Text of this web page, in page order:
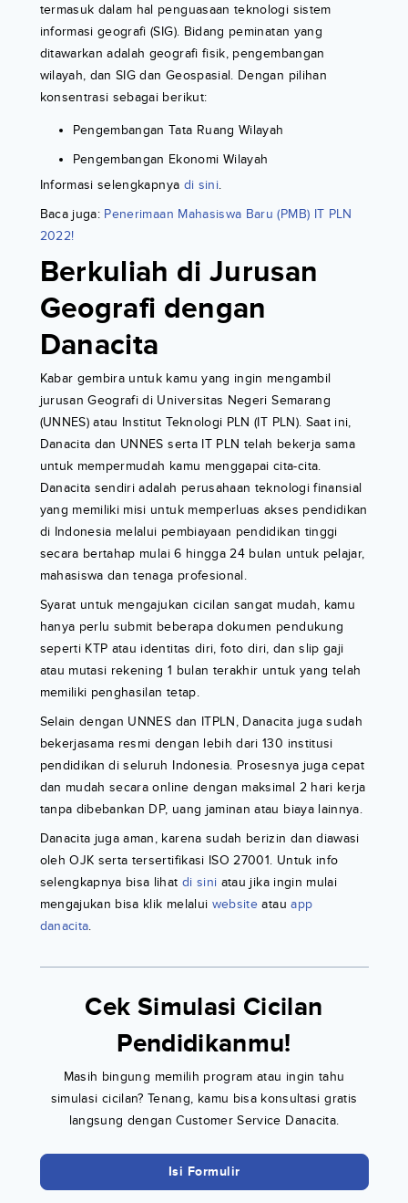
termasuk dalam hal penguasaan teknologi sistem
informasi geografi (SIG). Bidang peminatan yang
ditawarkan adalah geografi fisik, pengembangan
wilayah, dan SIG dan Geospasial. Dengan pilihan
konsentrasi sebagai berikut:
Pengembangan Tata Ruang Wilayah
Pengembangan Ekonomi Wilayah
Informasi selengkapnya di sini.
Baca juga: Penerimaan Mahasiswa Baru (PMB) IT PLN
2022!
Berkuliah di Jurusan
Geografi dengan
Danacita
Kabar gembira untuk kamu yang ingin mengambil
jurusan Geografi di Universitas Negeri Semarang
(UNNES) atau Institut Teknologi PLN (IT PLN). Saat ini,
Danacita dan UNNES serta IT PLN telah bekerja sama
untuk mempermudah kamu menggapai cita-cita.
Danacita sendiri adalah perusahaan teknologi finansial
yang memiliki misi untuk memperluas akses pendidikan
di Indonesia melalui pembiayaan pendidikan tinggi
secara bertahap mulai 6 hingga 24 bulan untuk pelajar,
mahasiswa dan tenaga profesional.
Syarat untuk mengajukan cicilan sangat mudah, kamu
hanya perlu submit beberapa dokumen pendukung
seperti KTP atau identitas diri, foto diri, dan slip gaji
atau mutasi rekening 1 bulan terakhir untuk yang telah
memiliki penghasilan tetap.
Selain dengan UNNES dan ITPLN, Danacita juga sudah
bekerjasama resmi dengan lebih dari 130 institusi
pendidikan di seluruh Indonesia. Prosesnya juga cepat
dan mudah secara online dengan maksimal 2 hari kerja
tanpa dibebankan DP, uang jaminan atau biaya lainnya.
Danacita juga aman, karena sudah berizin dan diawasi
oleh OJK serta tersertifikasi ISO 27001. Untuk info
selengkapnya bisa lihat di sini atau jika ingin mulai
mengajukan bisa klik melalui website atau app
danacita.
Cek Simulasi Cicilan
Pendidikanmu!
Masih bingung memilih program atau ingin tahu
simulasi cicilan? Tenang, kamu bisa konsultasi gratis
langsung dengan Customer Service Danacita.
Isi Formulir